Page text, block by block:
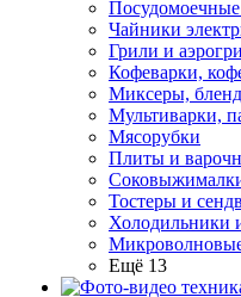
Чайники
Грили и
Кофеварки,
Миксеры,
Мультиварки,
Мясорубки
Плиты и
Тостеры и
Холодильники
Ещё 13